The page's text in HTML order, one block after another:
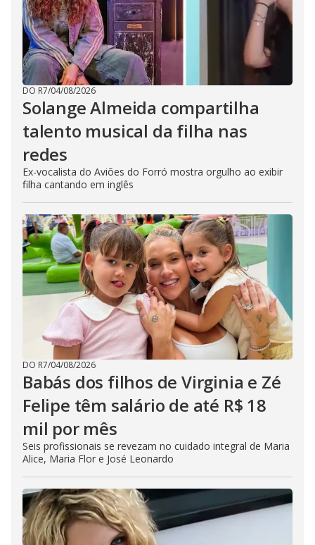
DO R7/04/08/2026
Solange Almeida compartilha
talento musical da filha nas
redes
Ex-vocalista do Aviões do Forró mostra orgulho ao exibir
filha cantando em inglês
DO R7/04/08/2026
Babás dos filhos de Virginia e Zé
Felipe têm salário de até R$ 18
mil por mês
Seis profissionais se revezam no cuidado integral de Maria
Alice, Maria Flor e José Leonardo